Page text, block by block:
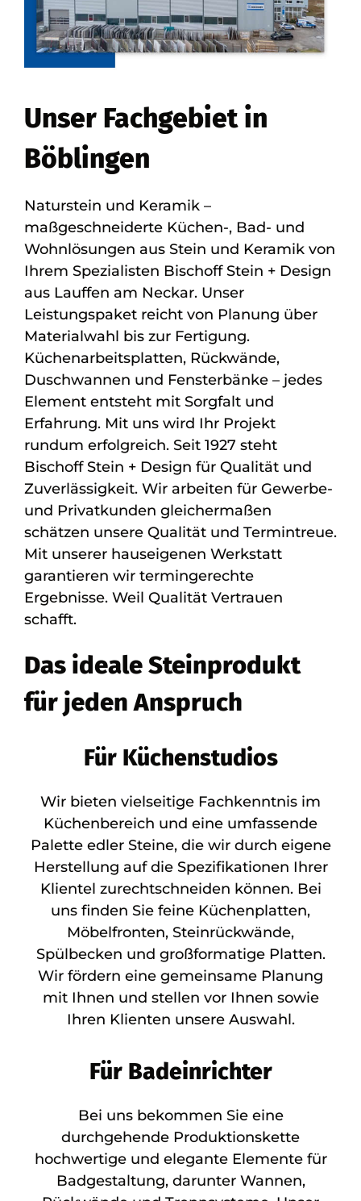
Unser Fachgebiet in
Böblingen
Naturstein und Keramik –
maßgeschneiderte Küchen-, Bad- und
Wohnlösungen aus Stein und Keramik von
Ihrem Spezialisten Bischoff Stein + Design
aus Lauffen am Neckar. Unser
Leistungspaket reicht von Planung über
Materialwahl bis zur Fertigung.
Küchenarbeitsplatten, Rückwände,
Duschwannen und Fensterbänke – jedes
Element entsteht mit Sorgfalt und
Erfahrung. Mit uns wird Ihr Projekt
rundum erfolgreich. Seit 1927 steht
Bischoff Stein + Design für Qualität und
Zuverlässigkeit. Wir arbeiten für Gewerbe-
und Privatkunden gleichermaßen
schätzen unsere Qualität und Termintreue.
Mit unserer hauseigenen Werkstatt
garantieren wir termingerechte
Ergebnisse. Weil Qualität Vertrauen
schafft.
Das ideale Steinprodukt
für jeden Anspruch
Für Küchenstudios
Wir bieten vielseitige Fachkenntnis im
Küchenbereich und eine umfassende
Palette edler Steine, die wir durch eigene
Herstellung auf die Spezifikationen Ihrer
Klientel zurechtschneiden können. Bei
uns finden Sie feine Küchenplatten,
Möbelfronten, Steinrückwände,
Spülbecken und großformatige Platten.
Wir fördern eine gemeinsame Planung
mit Ihnen und stellen vor Ihnen sowie
Ihren Klienten unsere Auswahl.
Für Badeinrichter
Bei uns bekommen Sie eine
durchgehende Produktionskette
hochwertige und elegante Elemente für
Badgestaltung, darunter Wannen,